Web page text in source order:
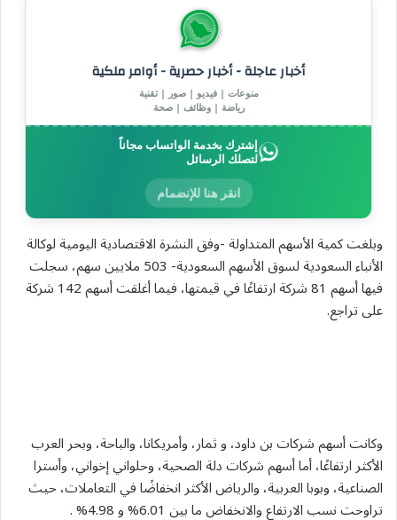
أخبار عاجلة - أخبار حصرية - أوامر ملكية
منوعات | فيديو | صور | تقنية
رياضة | وظائف | صحة
إشترك بخدمة الواتساب مجاناً
لتصلك الرسائل
انقر هنا للإنضمام
وبلغت كمية الأسهم المتداولة -وفق النشرة الاقتصادية اليومية لوكالة
الأنباء السعودية لسوق الأسهم السعودية- 503 ملايين سهم، سجلت
فيها أسهم 81 شركة ارتفاعًا في قيمتها، فيما أغلقت أسهم 142 شركة
على تراجع.
وكانت أسهم شركات بن داود، و ثمار، وأمريكانا، والباحة، وبحر العرب
الأكثر ارتفاعًا، أما أسهم شركات دلة الصحية، وحلواني إخواني، وأسترا
الصناعية، وبوبا العربية، والرياض الأكثر انخفاضًا في التعاملات، حيث
تراوحت نسب الارتفاع والانخفاض ما بين 6.01% و 4.98% .